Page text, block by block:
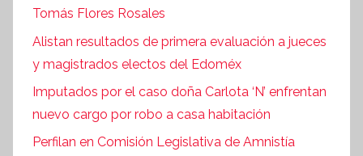
Tomás Flores Rosales
Alistan resultados de primera evaluación a jueces
y magistrados electos del Edoméx
Imputados por el caso doña Carlota ‘N’ enfrentan
nuevo cargo por robo a casa habitación
Perfilan en Comisión Legislativa de Amnistía